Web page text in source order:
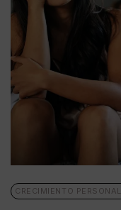
CRECIMIENTO PERSONAL